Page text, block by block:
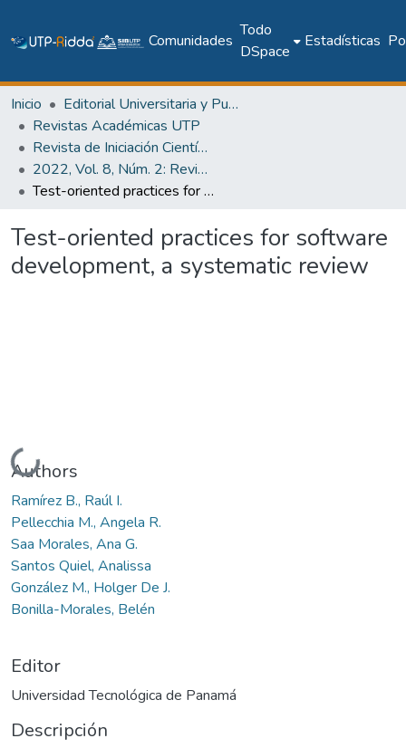
Comunidades
Todo
DSpace
Estadísticas
Inicio
Editorial Universitaria y Publicaciones Seriadas
Revistas Académicas UTP
Revista de Iniciación Científica
2022, Vol. 8, Núm. 2: Revista de Iniciación Científica
Test-oriented practices for software development, a systematic review
Test-oriented practices for software
development, a systematic review
Cargando...
Authors
Ramírez B., Raúl I.
Pellecchia M., Angela R.
Saa Morales, Ana G.
Santos Quiel, Analissa
González M., Holger De J.
Bonilla-Morales, Belén
Editor
Universidad Tecnológica de Panamá
Descripción